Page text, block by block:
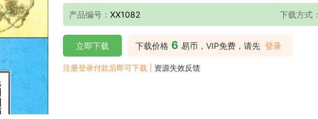
产品编号： XX1082 下载方式：
下载价格 6 易币，VIP免费，请先 登录
立即下载
注册登录付款后即可下载 | 资源失效反馈